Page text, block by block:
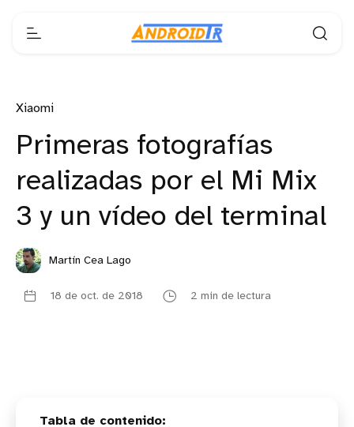
Xiaomi
Primeras fotografías
realizadas por el Mi Mix
3 y un vídeo del terminal
Martín Cea Lago
18 de oct. de 2018 2 min de lectura